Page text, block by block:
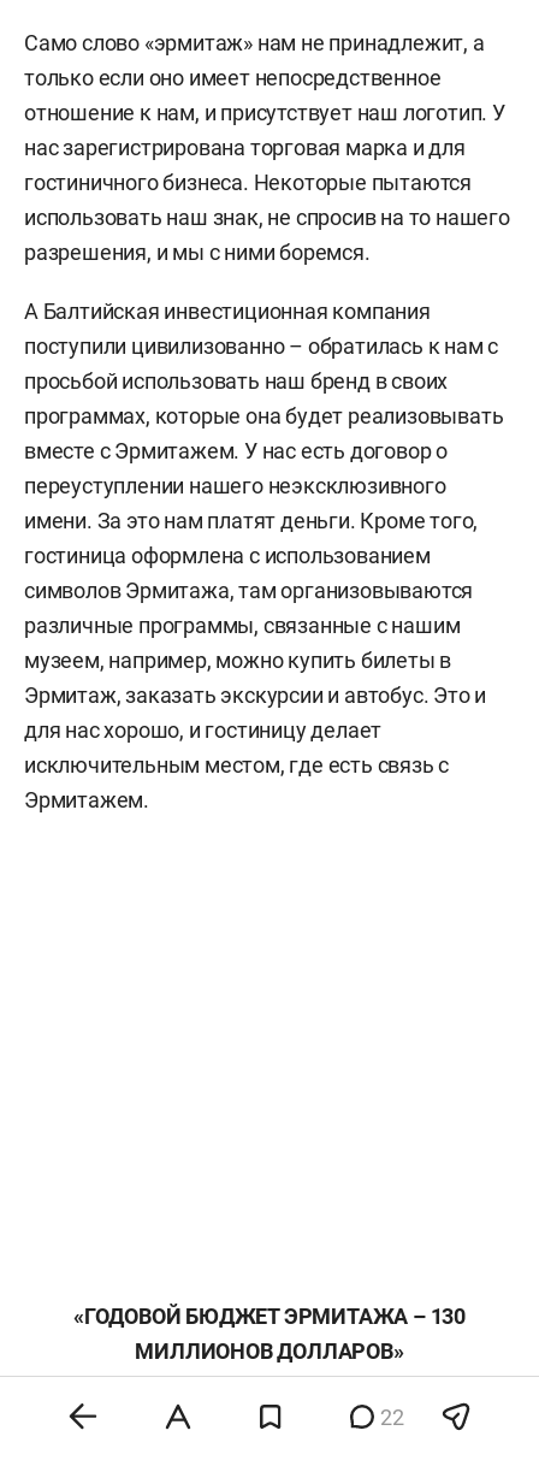
Само слово «эрмитаж» нам не принадлежит, а
только если оно имеет непосредственное
отношение к нам, и присутствует наш логотип. У
нас зарегистрирована торговая марка и для
гостиничного бизнеса. Некоторые пытаются
использовать наш знак, не спросив на то нашего
разрешения, и мы с ними боремся.
А Балтийская инвестиционная компания
поступили цивилизованно – обратилась к нам с
просьбой использовать наш бренд в своих
программах, которые она будет реализовывать
вместе с Эрмитажем. У нас есть договор о
переуступлении нашего неэксклюзивного
имени. За это нам платят деньги. Кроме того,
гостиница оформлена с использованием
символов Эрмитажа, там организовываются
различные программы, связанные с нашим
музеем, например, можно купить билеты в
Эрмитаж, заказать экскурсии и автобус. Это и
для нас хорошо, и гостиницу делает
исключительным местом, где есть связь с
Эрмитажем.
«ГОДОВОЙ БЮДЖЕТ ЭРМИТАЖА – 130
МИЛЛИОНОВ ДОЛЛАРОВ»
– По каким критериям вы оцениваете
22